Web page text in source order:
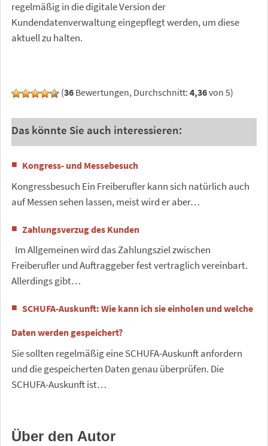
regelmäßig in die digitale Version der
Kundendatenverwaltung eingepflegt werden, um diese
aktuell zu halten.
(36 Bewertungen, Durchschnitt: 4,36von 5)
Das könnte Sie auch interessieren:
Kongress- und Messebesuch
Kongressbesuch Ein Freiberufler kann sich natürlich auch
auf Messen sehen lassen, meist wird er aber…
Zahlungsverzug des Kunden
Im Allgemeinen wird das Zahlungsziel zwischen
Freiberufler und Auftraggeber fest vertraglich vereinbart.
Allerdings gibt…
SCHUFA-Auskunft: Wie kann ich sie einholen und welche
Daten werden gespeichert?
Sie sollten regelmäßig eine SCHUFA-Auskunft anfordern
und die gespeicherten Daten genau überprüfen. Die
SCHUFA-Auskunft ist…
Über den Autor